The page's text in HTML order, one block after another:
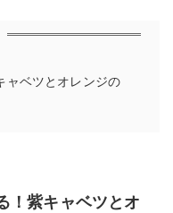
ャベツとオレンジの
！紫キャベツとオ